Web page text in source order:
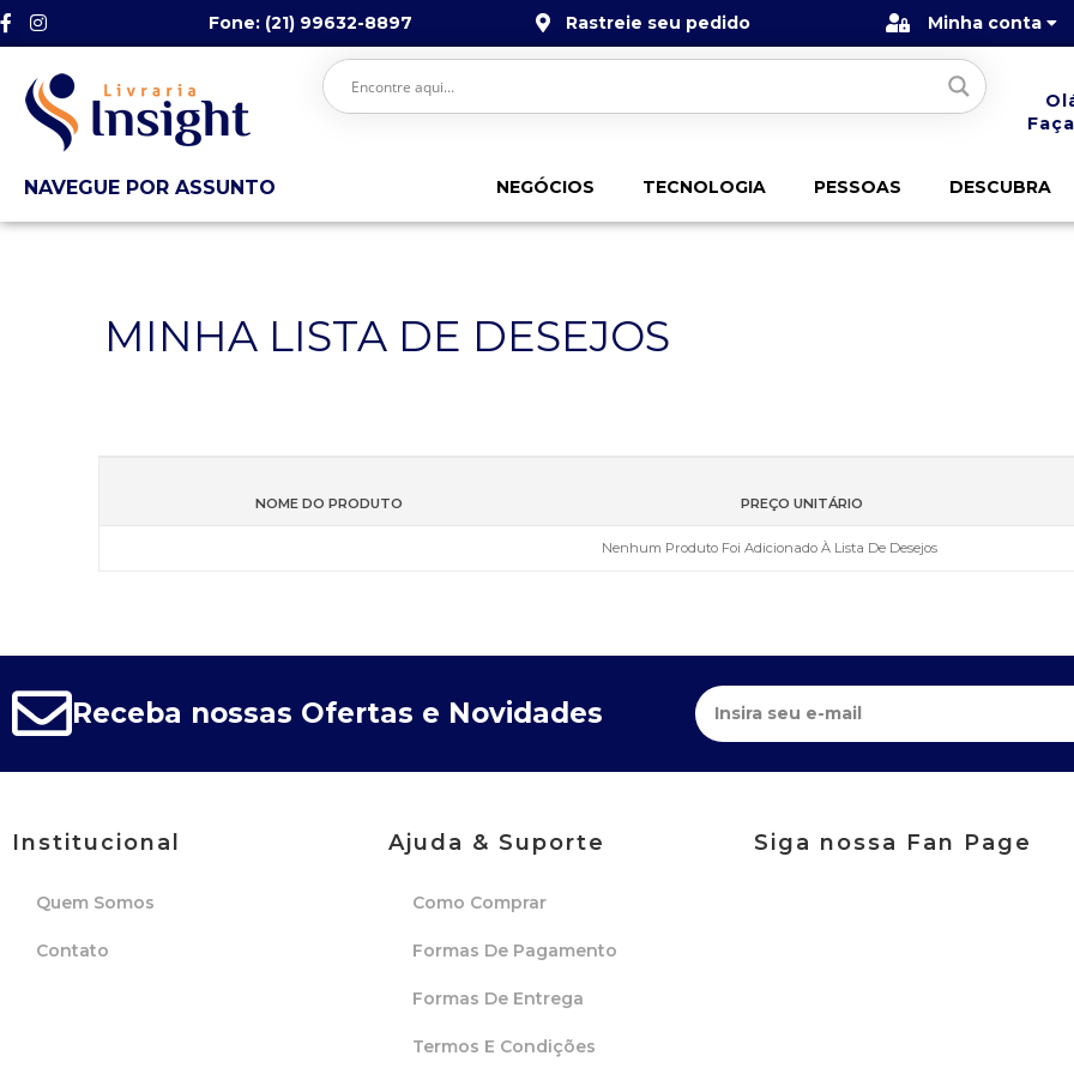
Fone: (21) 99632-8897 Rastreie seu pedido Minha conta
NAVEGUE POR ASSUNTO NEGÓCIOS TECNOLOGIA PESSOAS DESCUBRA
MINHA LISTA DE DESEJOS
NOME DO PRODUTO PREÇO UNITÁRIO
Nenhum Produto Foi Adicionado À Lista De Desejos
Receba nossas Ofertas e Novidades
Institucional
Quem Somos
Contato
Ajuda & Suporte
Como Comprar
Formas De Pagamento
Formas De Entrega
Termos E Condições
Siga nossa Fan Page